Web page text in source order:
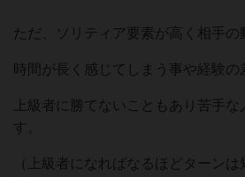
ただ、ソリティア要素が高く相手
時間が長く感じてしまう事や経験の
上級者に勝てないこともあり苦手
す。
（上級者になればなるほどターン